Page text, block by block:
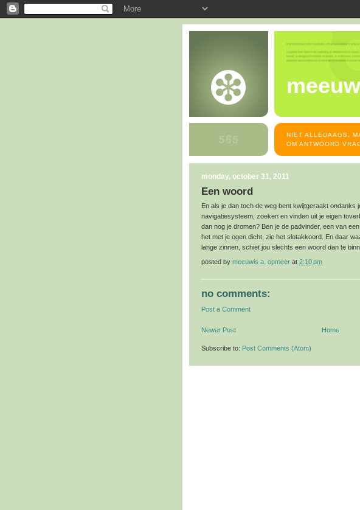
NIET ALLEDAAGS,
OM ANTWOORD
monday, october 31, 2011
Een woord
En als je dan toch de weg bent kwijtgeraakt ondanks
navigatiesysteem, zoeken en vinden uit je eigen
dan nog je dromen? Ben je de padvinder, een van
het met je ogen dicht, zie het slotakkoord. En daar
lange zinnen, schiet jou slechts een woord dan te
posted by meeuwis a. opmeer at 2:10 pm
no comments:
Post a Comment
Newer Post Home
Subscribe to: Post Comments (Atom)